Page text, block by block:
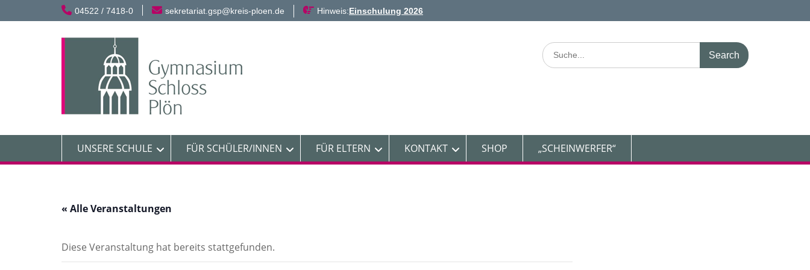
to
04522 / 7418-0 sekretariat.gsp@kreis-ploen.de Hinweis:Einschulung 2026
Search
for:
UNSERE SCHULE FÜR SCHÜLER/INNEN FÜR ELTERN KONTAKT SHOP „SCHEINWERFER“
« Alle Veranstaltungen
Diese Veranstaltung hat bereits stattgefunden.